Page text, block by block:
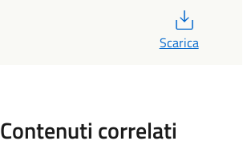
Scarica
Contenuti correlati